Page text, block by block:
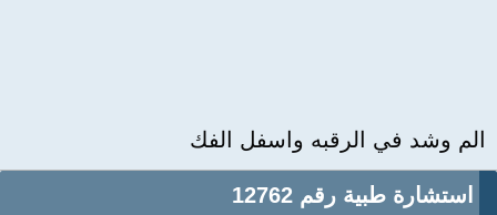
الم وشد في الرقبه واسفل الفك
استشارة طبية رقم 12762